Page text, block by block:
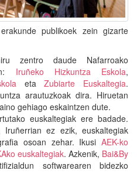
publikoek zein gizarte
zentro daude Nafarroako
Iruñeko Hizkuntza Eskola,
etaZubiarte Euskaltegia.
arautuzkoak dira. Hiruetan
gehiago eskaintzen dute.
euskaltegiak ere badade.
Iruñerrian ez ezik, euskaltegiak
osoan zehar. Ikusi AEK-ko
euskaltegiak. Azkenik, Bai&By
softwarearen bidezko